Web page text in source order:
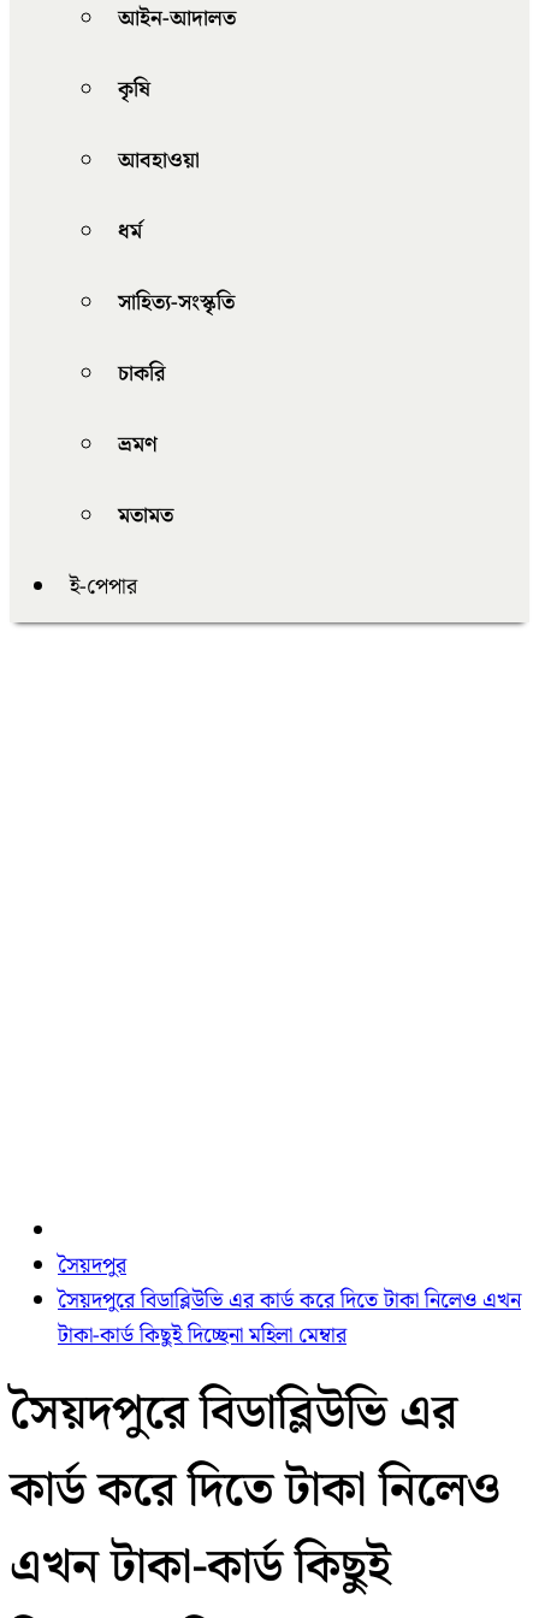
আইন-আদালত
কৃষি
আবহাওয়া
ধর্ম
সাহিত্য-সংস্কৃতি
চাকরি
ভ্রমণ
মতামত
ই-পেপার
সৈয়দপুর
সৈয়দপুরে বিডাব্লিউভি এর কার্ড করে দিতে টাকা নিলেও এখন
টাকা-কার্ড কিছুই দিচ্ছেনা মহিলা মেম্বার
সৈয়দপুরে বিডাব্লিউভি এর
কার্ড করে দিতে টাকা নিলেও
এখন টাকা-কার্ড কিছুই